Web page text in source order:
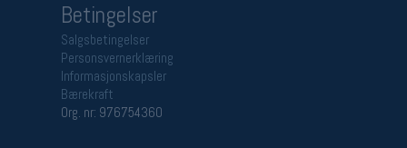
Betingelser
Salgsbetingelser
Personsvernerklæring
Informasjonskapsler
Bærekraft
Org. nr: 976754360